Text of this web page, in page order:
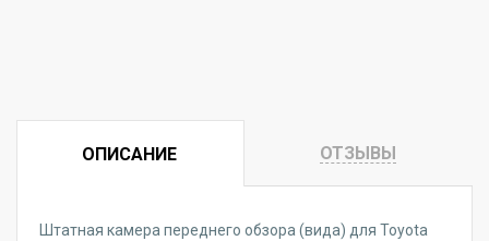
ОПИСАНИЕ ОТЗЫВЫ
Штатная камера переднего обзора (вида) для Toyota